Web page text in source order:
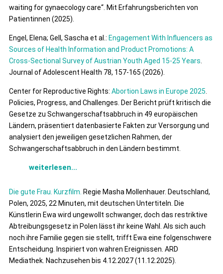
waiting for gynaecology care“. Mit Erfahrungsberichten von
Patientinnen (2025).
Engel, Elena; Gell, Sascha et al.: Engagement With Influencers as
Sources of Health Information and Product Promotions: A
Cross-Sectional Survey of Austrian Youth Aged 15-25 Years
Journal of Adolescent Health 78, 157-165 (2026).
Center for Reproductive Rights: Abortion Laws in Europe 2025
Policies, Progress, and Challenges. Der Bericht prüft kritisch die
Gesetze zu Schwangerschaftsabbruch in 49 europäischen
Ländern, präsentiert datenbasierte Fakten zur Versorgung und
analysiert den jeweiligen gesetzlichen Rahmen, der
Schwangerschaftsabbruch in den Ländern bestimmt.
weiterlesen...
Die gute Frau. Kurzfilm. Regie Masha Mollenhauer. Deutschland,
Polen, 2025, 22 Minuten, mit deutschen Untertiteln. Die
Künstlerin Ewa wird ungewollt schwanger, doch das restriktive
Abtreibungsgesetz in Polen lässt ihr keine Wahl. Als sich auch
noch ihre Familie gegen sie stellt, trifft Ewa eine folgenschwere
Entscheidung. Inspiriert von wahren Ereignissen. ARD
Mediathek. Nachzusehen bis 4.12.2027 (11.12.2025).